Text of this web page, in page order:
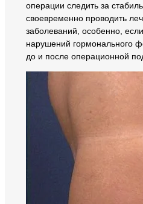
операции следить за
своевременно проводить
заболеваний, особенно,
нарушений гормонального
до и после операционной